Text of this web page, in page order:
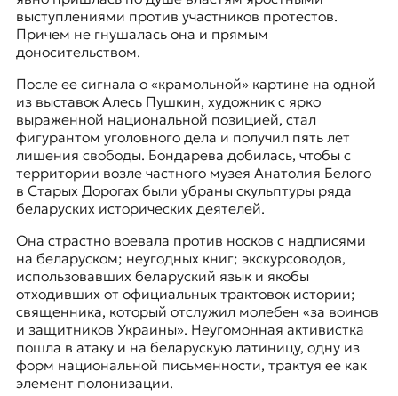
выступлениями против участников протестов.
Причем не гнушалась она и прямым
доносительством.
После ее сигнала о «крамольной» картине на одной
из выставок Алесь Пушкин, художник с ярко
выраженной национальной позицией, стал
фигурантом уголовного дела и получил пять лет
лишения свободы. Бондарева добилась, чтобы с
территории возле частного музея Анатолия Белого
в Старых Дорогах были убраны скульптуры ряда
беларуских исторических деятелей.
Она страстно воевала против носков с надписями
на беларуском; неугодных книг; экскурсоводов,
использовавших беларуский язык и якобы
отходивших от официальных трактовок истории;
священника, который отслужил молебен «за воинов
и защитников Украины». Неугомонная активистка
пошла в атаку и на беларускую латиницу, одну из
форм национальной письменности, трактуя ее как
элемент полонизации.